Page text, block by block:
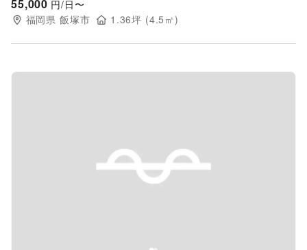
55,000 円/日〜
福岡県 飯塚市 1.36坪 (4.5 ㎡)
Previous slide